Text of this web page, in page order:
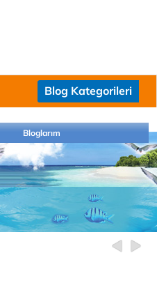
Blog Kategorileri
Bloglarım